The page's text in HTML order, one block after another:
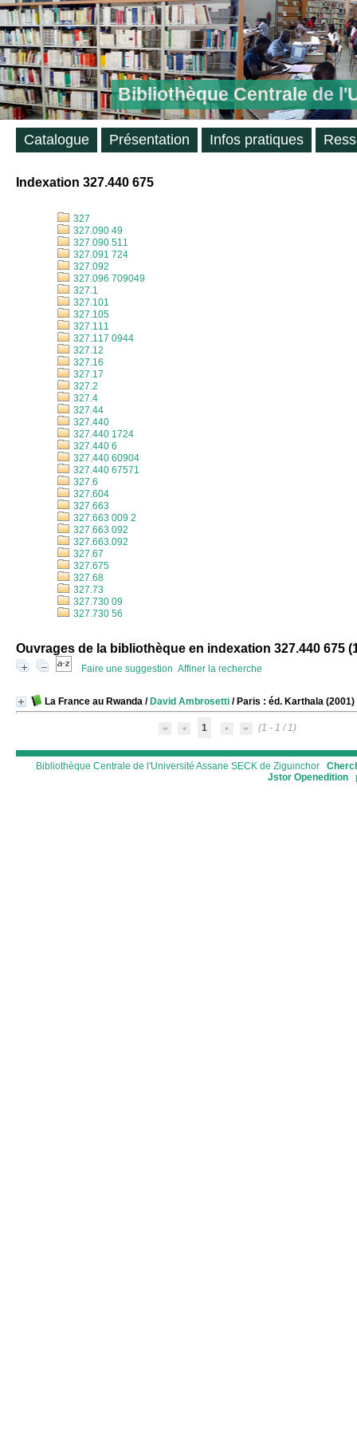
Bibliothèque Centrale de
Indexation 327.440 675
327
327.090 49
327.090 511
327.091 724
327.092
327.096 709049
327.1
327.101
327.105
327.111
327.117 0944
327.12
327.16
327.17
327.2
327.4
327.44
327.440
327.440 1724
327.440 6
327.440 60904
327.440 67571
327.6
327.604
327.663
327.663 009 2
327.663 092
327.663.092
327.67
327.675
327.68
327.73
327.730 09
327.730 56
Ouvrages de la bibliothèque en indexation 327.440 675 (
Faire une suggestion Affiner la recherche
La France au Rwanda / David Ambrosetti / Paris : éd. Karthala (2001)
1 (1 - 1 / 1)
Bibliothèque Centrale de l'Université Assane SECK de Ziguinchor
Jstor Openedition
Catalogue Présentation Infos pratiques